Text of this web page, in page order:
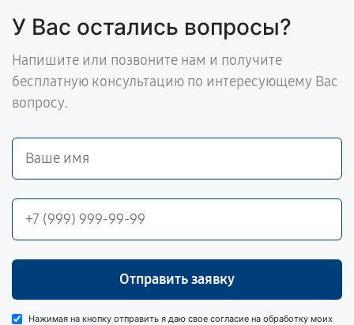
У Вас остались вопросы?
Напишите или позвоните нам и получите
бесплатную консультацию по интересующему Вас
вопросу.
Отправить заявку
Нажимая на кнопку отправить я даю свое согласие на обработку моих